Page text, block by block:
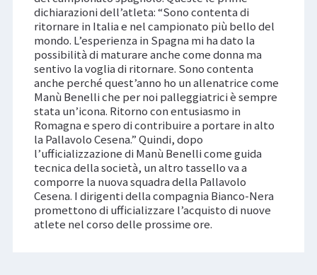
dichiarazioni dell’atleta: “Sono contenta di
ritornare in Italia e nel campionato più bello del
mondo. L’esperienza in Spagna mi ha dato la
possibilità di maturare anche come donna ma
sentivo la voglia di ritornare. Sono contenta
anche perché quest’anno ho un allenatrice come
Manù Benelli che per noi palleggiatrici è sempre
stata un’icona. Ritorno con entusiasmo in
Romagna e spero di contribuire a portare in alto
la Pallavolo Cesena.” Quindi, dopo
l’ufficializzazione di Manù Benelli come guida
tecnica della società, un altro tassello va a
comporre la nuova squadra della Pallavolo
Cesena. I dirigenti della compagnia Bianco-Nera
promettono di ufficializzare l’acquisto di nuove
atlete nel corso delle prossime ore.